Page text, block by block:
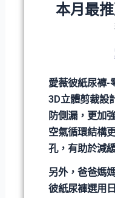
本月最
愛薇彼紙尿褲-
3D立體剪裁設
防側漏，更加
空氣循環結構
孔，有助於減
另外，爸爸媽
彼紙尿褲選用